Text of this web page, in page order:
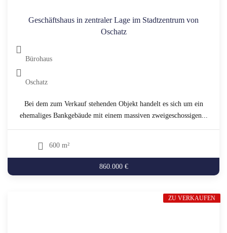
Geschäftshaus in zentraler Lage im Stadtzentrum von
Oschatz
Bürohaus
Oschatz
Bei dem zum Verkauf stehenden Objekt handelt es sich um ein
ehemaliges Bankgebäude mit einem massiven zweigeschossigen...
600 m²
860.000 €
ZU VERKAUFEN